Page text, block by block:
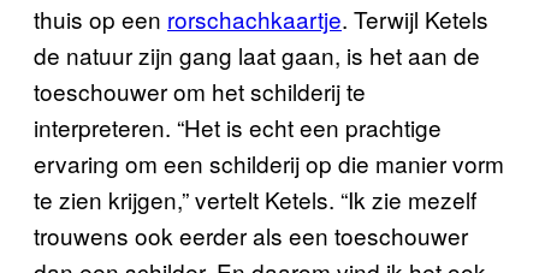
thuis op een rorschachkaartje. Terwijl Ketels
de natuur zijn gang laat gaan, is het aan de
toeschouwer om het schilderij te
interpreteren. “Het is echt een prachtige
ervaring om een schilderij op die manier vorm
te zien krijgen,” vertelt Ketels. “Ik zie mezelf
trouwens ook eerder als een toeschouwer